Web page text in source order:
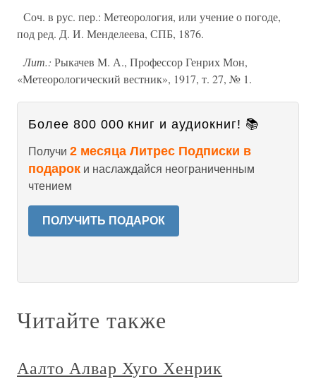
Соч. в рус. пер.: Метеорология, или учение о погоде,
под ред. Д. И. Менделеева, СПБ, 1876.
Лит.: Рыкачев М. А., Профессор Генрих Мон,
«Метеорологический вестник», 1917, т. 27, № 1.
Более 800 000 книг и аудиокниг! 📚
Получи 2 месяца Литрес Подписки в
подарок и наслаждайся неограниченным
чтением
ПОЛУЧИТЬ ПОДАРОК
Читайте также
Аалто Алвар Хуго Хенрик